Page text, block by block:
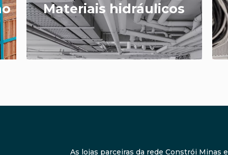
Materiais hidráulicos
As lojas parceiras da rede Constrói Minas